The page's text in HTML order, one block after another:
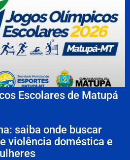
Escolares de Matupá
saiba onde buscar
violência doméstica e